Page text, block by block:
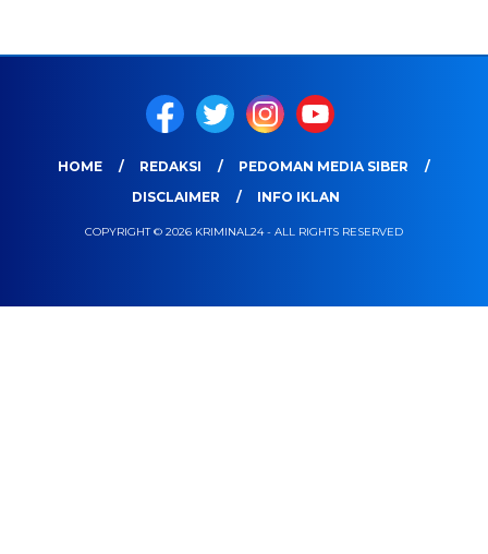
HOME REDAKSI
PEDOMAN MEDIA SIBER
DISCLAIMER
INFO IKLAN
COPYRIGHT © 2026 KRIMINAL24 - ALL RIGHTS RESERVED